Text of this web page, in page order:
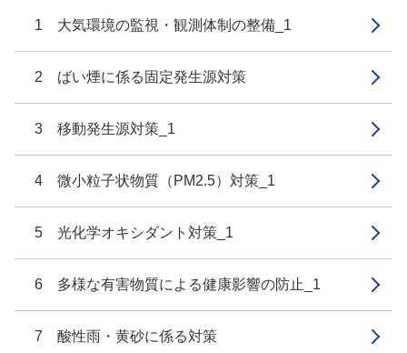
1 大気環境の監視・観測体制の整備_1
2 ばい煙に係る固定発生源対策
3 移動発生源対策_1
4 微小粒子状物質（PM2.5）対策_1
5 光化学オキシダント対策_1
6 多様な有害物質による健康影響の防止_1
7 酸性雨・黄砂に係る対策